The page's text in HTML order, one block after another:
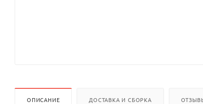
ОПИСАНИЕ ДОСТАВКА И СБОРКА